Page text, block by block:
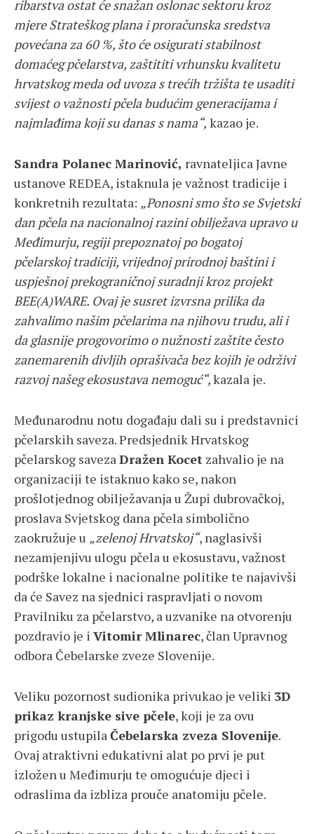
ribarstva ostat će snažan oslonac sektoru kroz
mjere Strateškog plana i proračunska sredstva
povećana za 60 %, što će osigurati stabilnost
domaćeg pčelarstva, zaštititi vrhunsku kvalitetu
hrvatskog meda od uvoza s trećih tržišta te usaditi
svijest o važnosti pčela budućim generacijama i
najmlađima koji su danas s nama“, kazao je.
Sandra Polanec Marinović, ravnateljica Javne
ustanove REDEA, istaknula je važnost tradicije i
konkretnih rezultata: „Ponosni smo što se Svjetski
dan pčela na nacionalnoj razini obilježava upravo u
Međimurju, regiji prepoznatoj po bogatoj
pčelarskoj tradiciji, vrijednoj prirodnoj baštini i
uspješnoj prekograničnoj suradnji kroz projekt
BEE(A)WARE. Ovaj je susret izvrsna prilika da
zahvalimo našim pčelarima na njihovu trudu, ali i
da glasnije progovorimo o nužnosti zaštite često
zanemarenih divljih oprašivača bez kojih je održivi
razvoj našeg ekosustava nemoguć“,kazala je.
Međunarodnu notu događaju dali su i predstavnici
pčelarskih saveza. Predsjednik Hrvatskog
pčelarskog savezaDražen Kocet zahvalio je na
organizaciji te istaknuo kako se, nakon
prošlotjednog obilježavanja u Župi dubrovačkoj,
proslava Svjetskog dana pčela simbolično
zaokružuje u „zelenoj Hrvatskoj“, naglasivši
nezamjenjivu ulogu pčela u ekosustavu, važnost
podrške lokalne i nacionalne politike te najavivši
da će Savez na sjednici raspravljati o novom
Pravilniku za pčelarstvo, a uzvanike na otvorenju
pozdravio je i Vitomir Mlinarec, član Upravnog
odbora Čebelarske zveze Slovenije.
Veliku pozornost sudionika privukao je veliki 3D
prikaz kranjske sive pčele, koji je za ovu
prigodu ustupilaČebelarska zveza Slovenije.
Ovaj atraktivni edukativni alat po prvi je put
izložen u Međimurju te omogućuje djeci i
odraslima da izbliza prouče anatomiju pčele.